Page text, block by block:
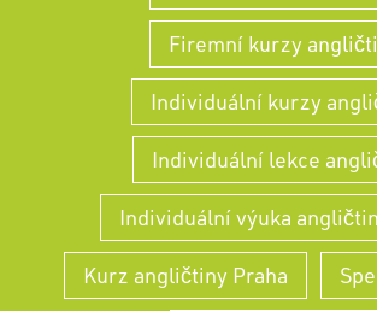
Firemní kurzy
Individuální kurzy
Individuální lekce
Individuální výuka
Kurz angličtiny Praha